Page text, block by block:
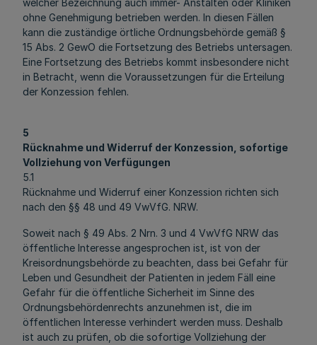
welcher Bezeichnung auch immer- Anstalten oder Kliniken
ohne Genehmigung betrieben werden. In diesen Fällen
kann die zuständige örtliche Ordnungsbehörde gemäß §
15 Abs. 2 GewO die Fortsetzung des Betriebs untersagen.
Eine Fortsetzung des Betriebs kommt insbesondere nicht
in Betracht, wenn die Voraussetzungen für die Erteilung
der Konzession fehlen.
5
Rücknahme und Widerruf der Konzession, sofortige
Vollziehung von Verfügungen
5.1
Rücknahme und Widerruf einer Konzession richten sich
nach den §§ 48 und 49 VwVfG. NRW.
Soweit nach § 49 Abs. 2 Nrn. 3 und 4 VwVfG NRW das
öffentliche Interesse angesprochen ist, ist von der
Kreisordnungsbehörde zu beachten, dass bei Gefahr für
Leben und Gesundheit der Patienten in jedem Fäll eine
Gefahr für die öffentliche Sicherheit im Sinne des
Ordnungsbehördenrechts anzunehmen ist, die im
öffentlichen Interesse verhindert werden muss. Deshalb
ist auch zu prüfen, ob die sofortige Vollziehung der